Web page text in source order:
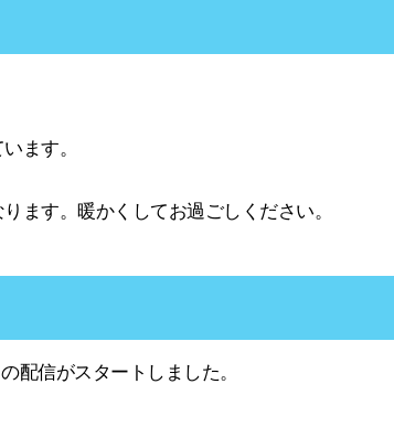
ます。
ます。暖かくしてお過ごしください。
配信がスタートしました。